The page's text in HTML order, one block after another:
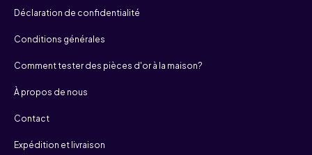
Déclaration de confidentialité
Conditions générales
Comment tester des pièces d'or à la maison?
À propos de nous
Contact
Expédition et livraison